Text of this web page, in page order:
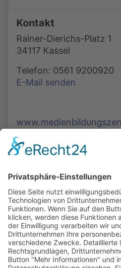
Kontakt
Rainer-Dierichs-Platz 1
34117 Kassel
Telefon: 0561 9200920
E-Mail senden
Podcasts, Themen und
Entdecken Sie unser
und Demokratie -
verfügbar.